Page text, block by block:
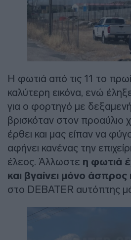
Η φωτιά από τις 11 το
καλύτερη εικόνα, ενώ
για ο φορτηγό με
βρισκόταν στον προαύλιο
έρθει και μας είπαν να
αφήνει κανένας την
έλεος. Άλλωστε η φωτιά
και βγαίνει μόνο
στο DEBATER αυτόπτης